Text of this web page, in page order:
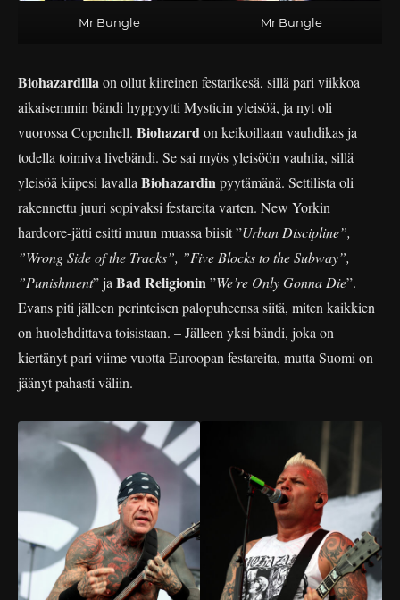
Mr Bungle Mr Bungle
Biohazardillaon ollut kiireinen festarikesä, sillä pari viikkoa
aikaisemmin bändi hyppyytti Mysticin yleisöä, ja nyt oli
vuorossa Copenhell. Biohazardon keikoillaan vauhdikas ja
todella toimiva livebändi. Se sai myös yleisöön vauhtia, sillä
yleisöä kiipesi lavalla Biohazardinpyytämänä. Settilista oli
rakennettu juuri sopivaksi festareita varten. New Yorkin
hardcore-jätti esitti muun muassa biisit ”Urban Discipline”,
”Wrong Side of the Tracks”, ”Five Blocks to the Subway”,
”Punishment” ja Bad Religionin”We’re Only Gonna Die”.
Evans piti jälleen perinteisen palopuheensa siitä, miten kaikkien
on huolehdittava toisistaan. – Jälleen yksi bändi, joka on
kiertänyt pari viime vuotta Euroopan festareita, mutta Suomi on
jäänyt pahasti väliin.